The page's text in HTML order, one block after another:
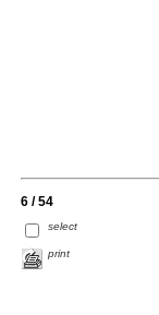
6 / 54
select
print